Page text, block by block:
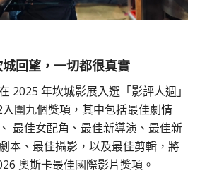
回望，一切都很真實
2025 年坎城影展入選「影評人週」
圍九個獎項，其中包括最佳劇情
最佳女配角、最佳新導演、最佳新
本、最佳攝影，以及最佳剪輯，將
奧斯卡最佳國際影片獎項。